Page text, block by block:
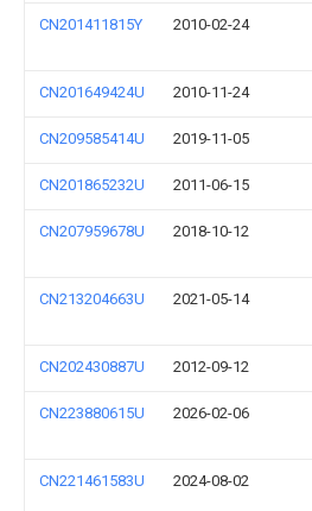
CN201411815Y 2010-02-24
CN201649424U 2010-11-24
CN209585414U 2019-11-05
CN201865232U 2011-06-15
CN207959678U 2018-10-12
CN213204663U 2021-05-14
CN202430887U 2012-09-12
CN223880615U 2026-02-06
CN221461583U 2024-08-02